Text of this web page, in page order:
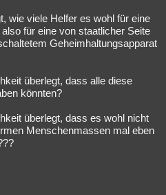
wie viele Helfer es wohl für eine
für eine von staatlicher Seite
Geheimhaltungsapparat
überlegt, dass alle diese
könnten?
überlegt, dass es wohl nicht
Menschenmassen mal eben